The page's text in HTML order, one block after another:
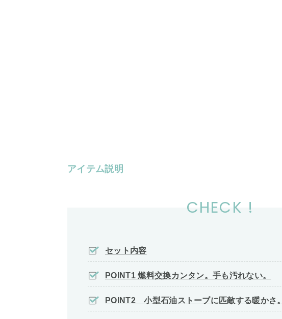
アイテム説明
CHECK !
セット内容
POINT1 燃料交換カンタン。手も汚れない。
POINT2 小型石油ストーブに匹敵する暖かさ。